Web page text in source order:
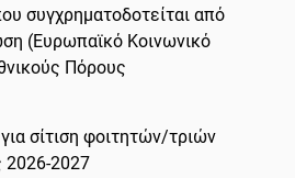
συγχρηματοδοτείται από
(Ευρωπαϊκό Κοινωνικό
Πόρους
σίτιση φοιτητών/τριών
2026-2027